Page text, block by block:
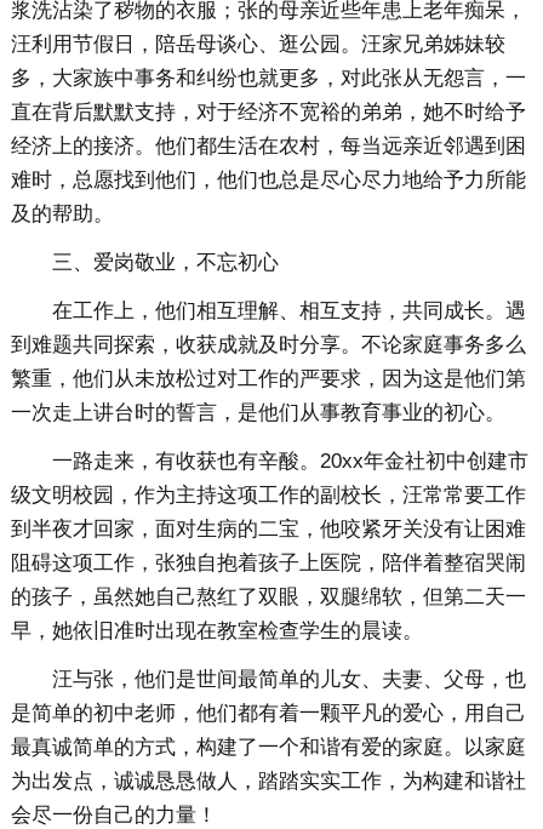
浆洗沾染了秽物的衣服；张的母亲近些年患上老年痴呆，
汪利用节假日，陪岳母谈心、逛公园。汪家兄弟姊妹较
多，大家族中事务和纠纷也就更多，对此张从无怨言，一
直在背后默默支持，对于经济不宽裕的弟弟，她不时给予
经济上的接济。他们都生活在农村，每当远亲近邻遇到困
难时，总愿找到他们，他们也总是尽心尽力地给予力所能
及的帮助。
三、爱岗敬业，不忘初心
在工作上，他们相互理解、相互支持，共同成长。遇
到难题共同探索，收获成就及时分享。不论家庭事务多么
繁重，他们从未放松过对工作的严要求，因为这是他们第
一次走上讲台时的誓言，是他们从事教育事业的初心。
一路走来，有收获也有辛酸。20xx年金社初中创建市
级文明校园，作为主持这项工作的副校长，汪常常要工作
到半夜才回家，面对生病的二宝，他咬紧牙关没有让困难
阻碍这项工作，张独自抱着孩子上医院，陪伴着整宿哭闹
的孩子，虽然她自己熬红了双眼，双腿绵软，但第二天一
早，她依旧准时出现在教室检查学生的晨读。
汪与张，他们是世间最简单的儿女、夫妻、父母，也
是简单的初中老师，他们都有着一颗平凡的爱心，用自己
最真诚简单的方式，构建了一个和谐有爱的家庭。以家庭
为出发点，诚诚恳恳做人，踏踏实实工作，为构建和谐社
会尽一份自己的力量！